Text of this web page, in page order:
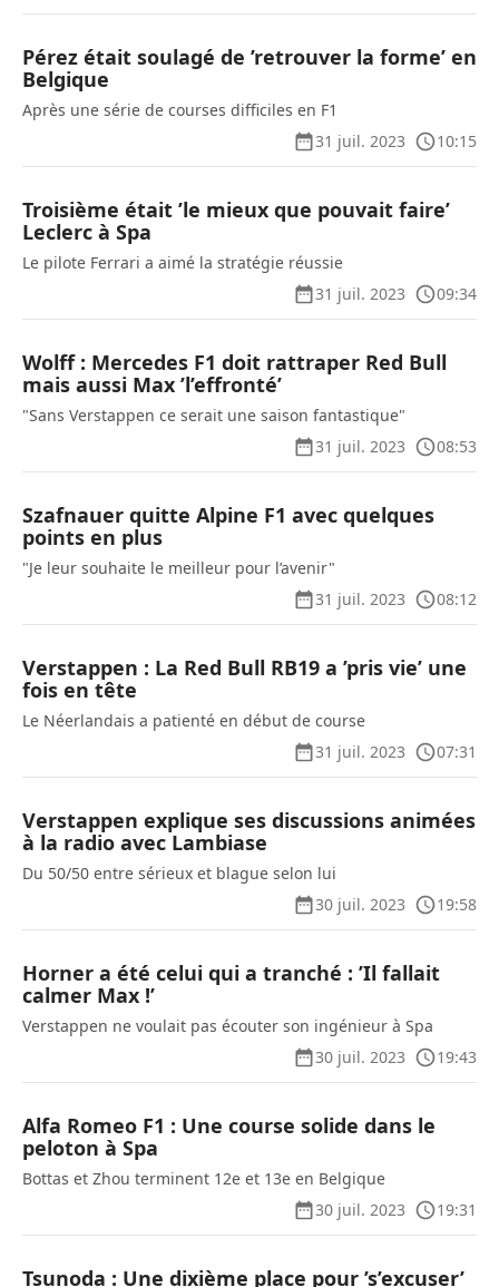
Pérez était soulagé de ’retrouver la forme’ en
Belgique
Après une série de courses difficiles en F1
31 juil. 2023
10:15
Troisième était ’le mieux que pouvait faire’
Leclerc à Spa
Le pilote Ferrari a aimé la stratégie réussie
31 juil. 2023
09:34
Wolff : Mercedes F1 doit rattraper Red Bull
mais aussi Max ’l’effronté’
"Sans Verstappen ce serait une saison fantastique"
31 juil. 2023
08:53
Szafnauer quitte Alpine F1 avec quelques
points en plus
"Je leur souhaite le meilleur pour l’avenir"
31 juil. 2023
08:12
Verstappen : La Red Bull RB19 a ’pris vie’ une
fois en tête
Le Néerlandais a patienté en début de course
31 juil. 2023
07:31
Verstappen explique ses discussions animées
à la radio avec Lambiase
Du 50/50 entre sérieux et blague selon lui
30 juil. 2023
19:58
Horner a été celui qui a tranché : ’Il fallait
calmer Max !’
Verstappen ne voulait pas écouter son ingénieur à Spa
30 juil. 2023
19:43
Alfa Romeo F1 : Une course solide dans le
peloton à Spa
Bottas et Zhou terminent 12e et 13e en Belgique
30 juil. 2023
19:31
Tsunoda : Une dixième place pour ’s’excuser’